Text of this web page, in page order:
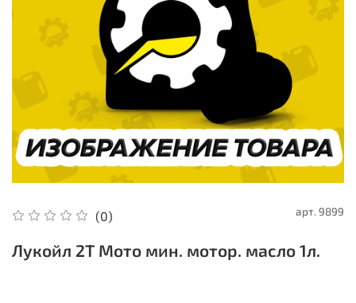
(0) арт. 9899
Лукойл 2Т Мото мин. мотор. масло 1л.